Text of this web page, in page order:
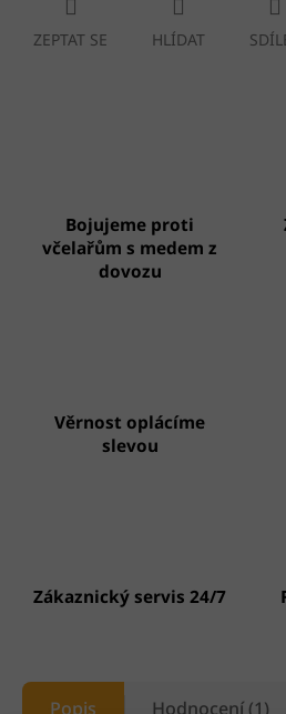
ZEPTAT SE HLÍDAT
Bojujeme proti
včelařům s medem z
dovozu
Věrnost oplácíme
slevou
Zákaznický servis 24/7
Popis Hodnocení (1)